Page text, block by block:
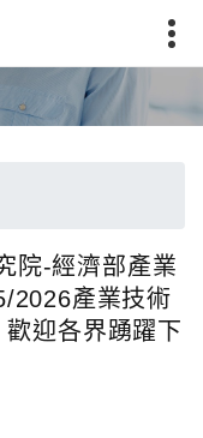
院-經濟部產業
2026產業技術
迎各界踴躍下